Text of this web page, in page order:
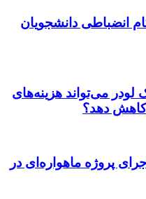
انضباطی دانشجویان
می‌تواند هزینه‌های
کاهش دهد؟
پروژه ماهواره‌ای در